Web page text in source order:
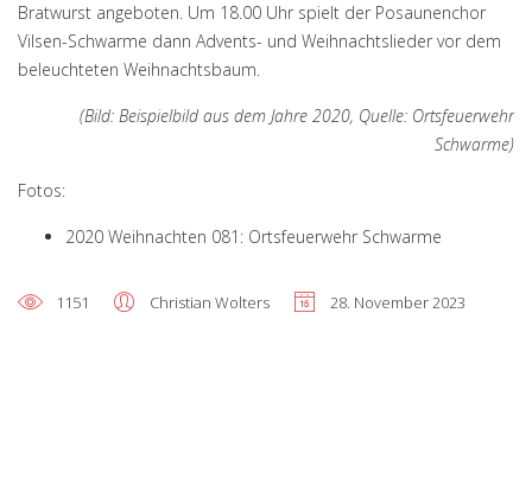
Bratwurst angeboten. Um 18.00 Uhr spielt der Posaunenchor
Vilsen-Schwarme dann Advents- und Weihnachtslieder vor dem
beleuchteten Weihnachtsbaum.
(Bild: Beispielbild aus dem Jahre 2020, Quelle: Ortsfeuerwehr
Schwarme)
Fotos:
2020 Weihnachten 081: Ortsfeuerwehr Schwarme
1151 Christian Wolters 28. November 2023